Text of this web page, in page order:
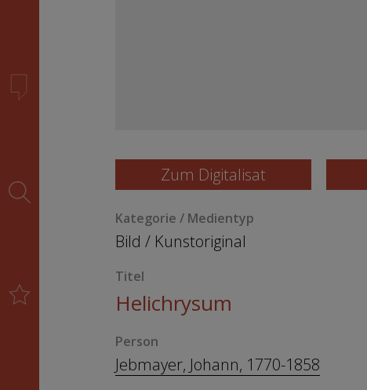
Zum Digitalisat
Kategorie / Medientyp
Bild / Kunstoriginal
Titel
Helichrysum
Person
Jebmayer, Johann, 1770-1858